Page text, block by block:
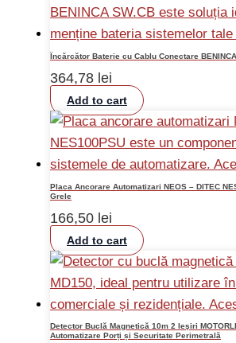
Încărcător Baterie cu Cablu Conectare
364,78 lei
Add to cart
Placa Ancorare Automatizari NEOS – DITEC
Grele
166,50 lei
Add to cart
Detector Buclă Magnetică 10m 2 Ieşiri
Automatizare Porți și Securitate Perimetrală